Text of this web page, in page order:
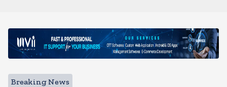
Breaking News